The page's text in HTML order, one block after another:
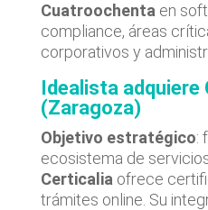
Cuatroochenta en
compliance, áreas
corporativos y
Idealista adquiere
(Zaragoza)
Objetivo estratégico:
ecosistema de
Certicalia ofrece
trámites online. Su